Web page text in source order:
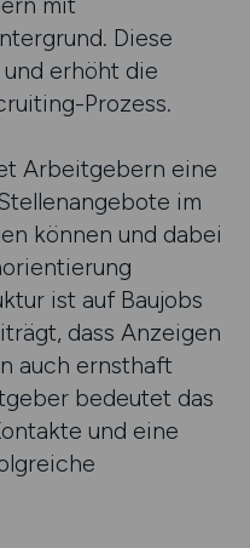
Diese
erhöht die
Prozess.
Arbeitgebern eine
im
können und dabei
ist auf Baujobs
dass Anzeigen
auch ernsthaft
bedeutet das
und eine